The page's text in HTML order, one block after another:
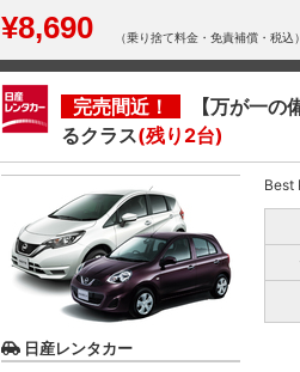
¥8,690 （乗り捨て料金・免責補償・税込）
完売間近！
【万が一の
るクラス(残り2台)
日産レンタカー
Best